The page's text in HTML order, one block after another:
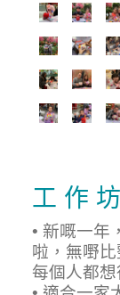
工 作
• 新嘅一年
啦，無嘢
每個人都想